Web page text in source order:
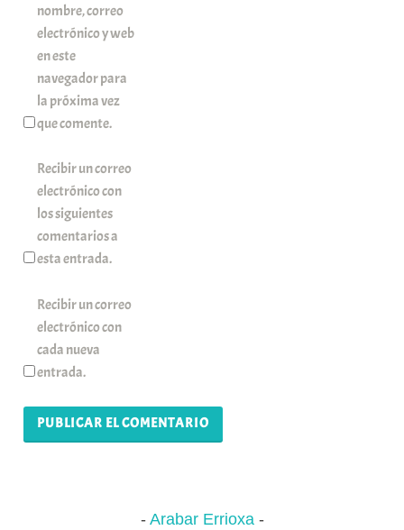
nombre, correo
electrónico y web
en este
navegador para
la próxima vez
que comente.
Recibir un correo
electrónico con
los siguientes
comentarios a
esta entrada.
Recibir un correo
electrónico con
cada nueva
entrada.
Arabar Errioxa